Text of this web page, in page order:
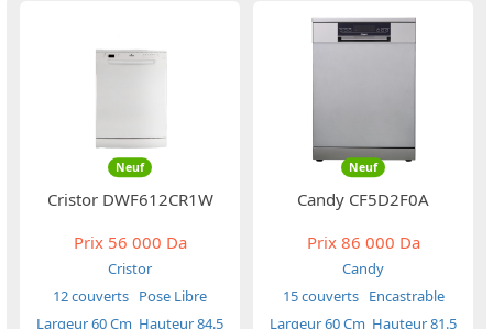
Neuf
Cristor DWF612CR1W
Prix56 000 Da
Cristor
12 couverts Pose Libre
Largeur 60 Cm Hauteur 84.5
Neuf
Candy CF5D2F0A
Prix86 000 Da
Candy
15 couverts Encastrable
Largeur 60 Cm Hauteur 81.5